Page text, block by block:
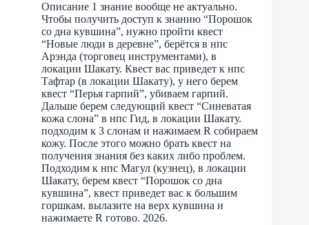
Описание 1 знание вообще не актуально.
Чтобы получить доступ к знанию “Порошок
со дна кувшина”, нужно пройти квест
“Новые люди в деревне”, берётся в нпс
Арэнда (торговец инструментами), в
локации Шакату. Квест вас приведет к нпс
Тафтар (в локации Шакату), у него берем
квест “Перья гарпий”, убиваем гарпий.
Дальше берем следующий квест “Синеватая
кожа слона” в нпс Гид, в локации Шакату.
подходим к 3 слонам и нажимаем R собираем
кожу. После этого можно брать квест на
получения знания без каких либо проблем.
Подходим к нпс Магул (кузнец), в локации
Шакату, берем квест “Порошок со дна
кувшина”, квест приведет вас к большим
горшкам. вылазите на верх кувшина и
нажимаете R готово. 2026.